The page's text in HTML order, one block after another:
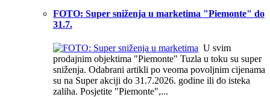
FOTO: Super sniženja u marketima "Piemonte" do
31.7.
U svim
prodajnim objektima "Piemonte" Tuzla u toku su super
sniženja. Odabrani artikli po veoma povoljnim cijenama
su na Super akciji do 31.7.2026. godine ili do isteka
zaliha. Posjetite "Piemonte",...